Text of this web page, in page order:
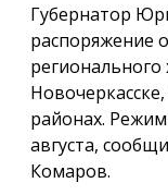
Губернатор
распоряжение
регионального
районах.
августа,
Комаров.